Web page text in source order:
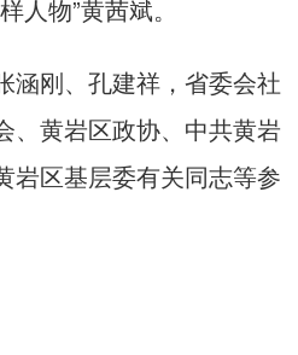
人物”黄茜斌。
涵刚、孔建祥，省委会社
、黄岩区政协、中共黄岩
岩区基层委有关同志等参